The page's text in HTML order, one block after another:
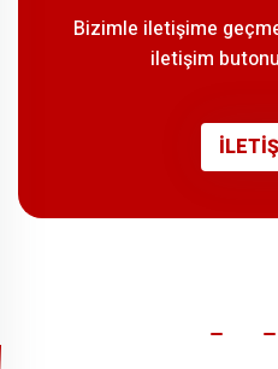
Bizimle iletişime
iletişim